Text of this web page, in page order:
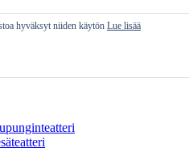
hyväksyt niiden käytön Lue lisää